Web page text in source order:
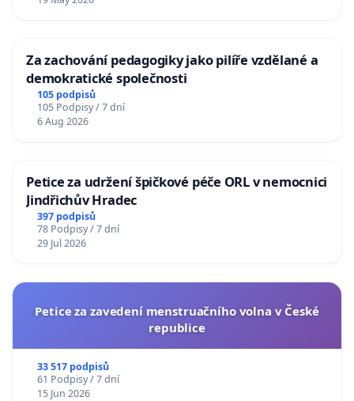
Za zachování pedagogiky jako pilíře vzdělané a
demokratické společnosti
105 podpisů
105 Podpisy / 7 dní
6 Aug 2026
Petice za udržení špičkové péče ORL v nemocnici
Jindřichův Hradec
397 podpisů
78 Podpisy / 7 dní
29 Jul 2026
Petice za zavedení menstruačního volna v České
republice
33 517 podpisů
61 Podpisy / 7 dní
15 Jun 2026